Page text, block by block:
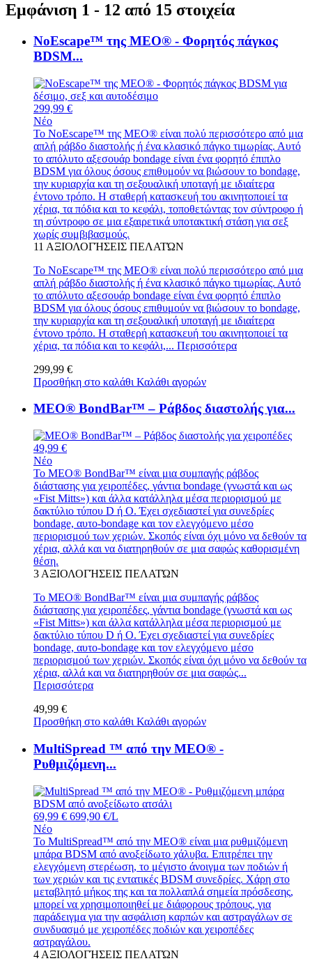
Εμφάνιση 1 - 12 από 15 στοιχεία
NoEscape™ της MEO® - Φορητός πάγκος
BDSM...
299,99 €
Νέο
Το NoEscape™ της MEO® είναι πολύ περισσότερο από μια
απλή ράβδο διαστολής ή ένα κλασικό πάγκο τιμωρίας. Αυτό
το απόλυτο αξεσουάρ bondage είναι ένα φορητό έπιπλο
BDSM για όλους όσους επιθυμούν να βιώσουν το bondage,
την κυριαρχία και τη σεξουαλική υποταγή με ιδιαίτερα
έντονο τρόπο. Η σταθερή κατασκευή του ακινητοποιεί τα
χέρια, τα πόδια και το κεφάλι, τοποθετώντας τον σύντροφο ή
τη σύντροφο σε μια εξαιρετικά υποτακτική στάση για σεξ
χωρίς συμβιβασμούς.
11 ΑΞΙΟΛΟΓΉΣΕΙΣ ΠΕΛΑΤΏΝ
Το NoEscape™ της MEO® είναι πολύ περισσότερο από μια
απλή ράβδο διαστολής ή ένα κλασικό πάγκο τιμωρίας. Αυτό
το απόλυτο αξεσουάρ bondage είναι ένα φορητό έπιπλο
BDSM για όλους όσους επιθυμούν να βιώσουν το bondage,
την κυριαρχία και τη σεξουαλική υποταγή με ιδιαίτερα
έντονο τρόπο. Η σταθερή κατασκευή του ακινητοποιεί τα
χέρια, τα πόδια και το κεφάλι,... Περισσότερα
299,99 €
Προσθήκη στο καλάθι Καλάθι αγορών
MEO® BondBar™ – Ράβδος διαστολής για...
49,99 €
Νέο
Το MEO® BondBar™ είναι μια συμπαγής ράβδος
διάστασης για χειροπέδες, γάντια bondage (γνωστά και ως
«Fist Mitts») και άλλα κατάλληλα μέσα περιορισμού με
δακτύλιο τύπου D ή O. Έχει σχεδιαστεί για συνεδρίες
bondage, αυτο-bondage και τον ελεγχόμενο μέσο
περιορισμού των χεριών. Σκοπός είναι όχι μόνο να δεθούν τα
χέρια, αλλά και να διατηρηθούν σε μια σαφώς καθορισμένη
θέση.
3 ΑΞΙΟΛΟΓΉΣΕΙΣ ΠΕΛΑΤΏΝ
Το MEO® BondBar™ είναι μια συμπαγής ράβδος
διάστασης για χειροπέδες, γάντια bondage (γνωστά και ως
«Fist Mitts») και άλλα κατάλληλα μέσα περιορισμού με
δακτύλιο τύπου D ή O. Έχει σχεδιαστεί για συνεδρίες
bondage, αυτο-bondage και τον ελεγχόμενο μέσο
περιορισμού των χεριών. Σκοπός είναι όχι μόνο να δεθούν τα
χέρια, αλλά και να διατηρηθούν σε μια σαφώς...
Περισσότερα
49,99 €
Προσθήκη στο καλάθι Καλάθι αγορών
MultiSpread ™ από την MEO® -
Ρυθμιζόμενη...
69,99 € 699,90 €/L
Νέο
Το MultiSpread™ από την MEO® είναι μια ρυθμιζόμενη
μπάρα BDSM από ανοξείδωτο χάλυβα. Επιτρέπει την
ελεγχόμενη στερέωση, το μέγιστο άνοιγμα των ποδιών ή
των χεριών και τις εντατικές BDSM συνεδρίες. Χάρη στο
μεταβλητό μήκος της και τα πολλαπλά σημεία πρόσδεσης,
μπορεί να χρησιμοποιηθεί με διάφορους τρόπους, για
παράδειγμα για την ασφάλιση καρπών και αστραγάλων σε
συνδυασμό με χειροπέδες ποδιών και χειροπέδες
αστραγάλου.
4 ΑΞΙΟΛΟΓΉΣΕΙΣ ΠΕΛΑΤΏΝ